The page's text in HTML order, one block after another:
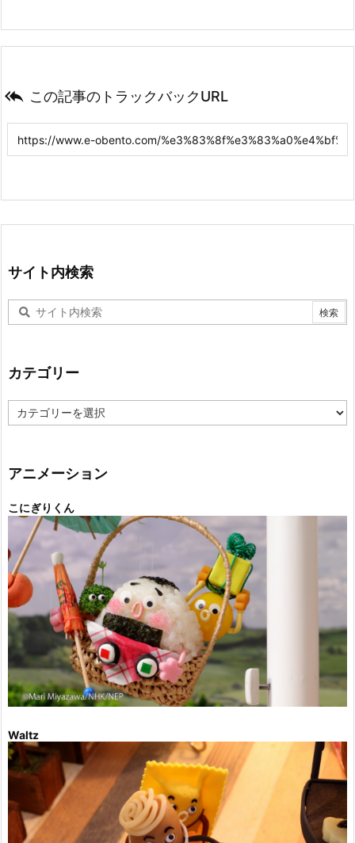
 この記事のトラックバックURL
サイト内検索
カテゴリー
テ
ー
アニメーション
こにぎりくん
Waltz